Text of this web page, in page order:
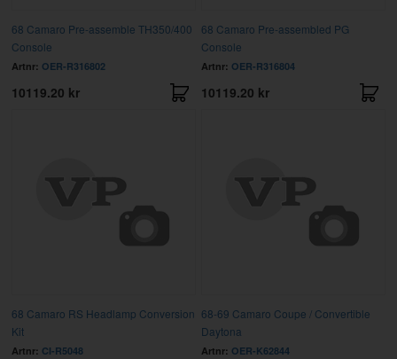
68 Camaro Pre-assemble TH350/400
Console
Artnr: OER-R316802
10119.20 kr
68 Camaro Pre-assembled PG
Console
Artnr: OER-R316804
10119.20 kr
68 Camaro RS Headlamp Conversion
Kit
Artnr: CI-R5048
68-69 Camaro Coupe / Convertible
Daytona
Artnr: OER-K62844